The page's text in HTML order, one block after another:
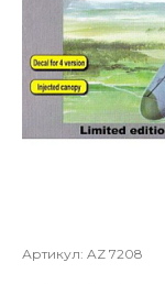
Артикул: AZ 7208